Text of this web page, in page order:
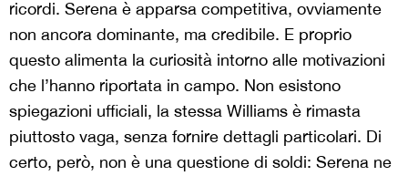
ricordi. Serena è apparsa competitiva, ovviamente
non ancora dominante, ma credibile. E proprio
questo alimenta la curiosità intorno alle motivazioni
che l’hanno riportata in campo. Non esistono
spiegazioni ufficiali, la stessa Williams è rimasta
piuttosto vaga, senza fornire dettagli particolari. Di
certo, però, non è una questione di soldi: Serena ne